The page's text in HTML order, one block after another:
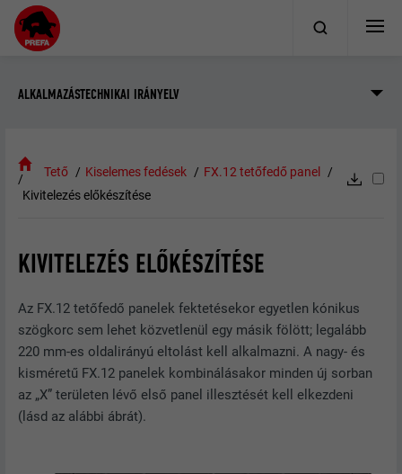
ALKALMAZÁSTECHNIKAI IRÁNYELV
Tető Kiselemes fedések
FX.12 tetőfedő panel
Kivitelezés előkészítése
KIVITELEZÉS ELŐKÉSZÍTÉSE
Az FX.12 tetőfedő panelek fektetésekor egyetlen kónikus
szögkorc sem lehet közvetlenül egy másik fölött; legalább
220 mm-es oldalirányú eltolást kell alkalmazni. A nagy- és
kisméretű FX.12 panelek kombinálásakor minden új sorban
az „X” területen lévő első panel illesztését kell elkezdeni
(lásd az alábbi ábrát).